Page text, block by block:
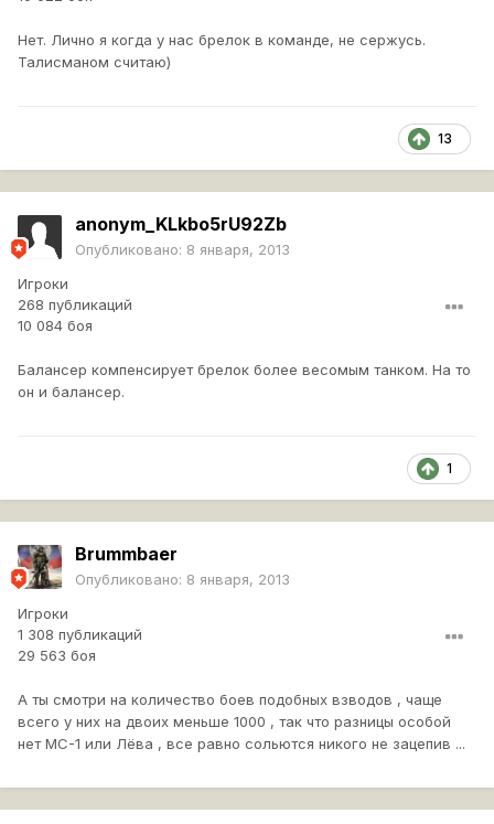
Нет. Лично я когда у нас брелок в команде, не сержусь.
Талисманом считаю)
13
anonym_KLkbo5rU92Zb
Опубликовано: 8 января, 2013
Игроки
268 публикаций
10 084 боя
Балансер компенсирует брелок более весомым танком. На то
он и балансер.
1
Brummbaer
Опубликовано: 8 января, 2013
Игроки
1 308 публикаций
29 563 боя
А ты смотри на количество боев подобных взводов , чаще
всего у них на двоих меньше 1000 , так что разницы особой
нет МС-1 или Лёва , все равно сольются никого не зацепив ...